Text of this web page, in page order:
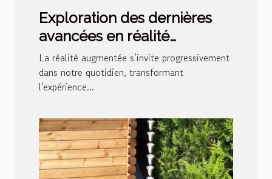
Exploration des dernières
avancées en réalité
augmentée pour les jeux
mobiles
La réalité augmentée s’invite progressivement
dans notre quotidien, transformant
l'expérience...